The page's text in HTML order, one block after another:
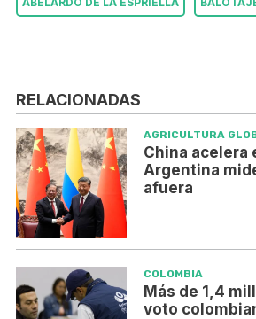
RELACIONADAS
AGRICULTURA
China acelera
Argentina
afuera
COLOMBIA
Más de 1,4
voto